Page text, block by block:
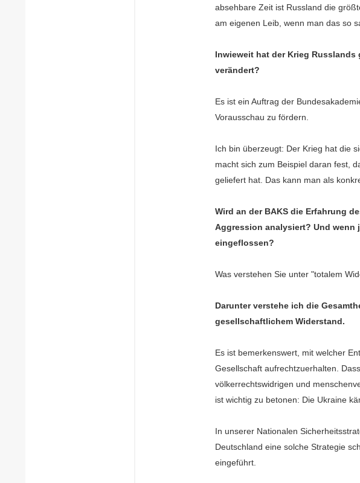
absehbare Zeit ist Russland die
am eigenen Leib, wenn man das so
Inwieweit hat der Krieg
verändert?
Es ist ein Auftrag der
Vorausschau zu fördern.
Ich bin überzeugt: Der Krieg hat die
macht sich zum Beispiel daran fest,
geliefert hat. Das kann man als
Wird an der BAKS die Erfahrung
Aggression analysiert? Und wenn
eingeflossen?
Was verstehen Sie unter "totalem
Darunter verstehe ich die
gesellschaftlichem Widerstand.
Es ist bemerkenswert, mit welcher
Gesellschaft aufrechtzuerhalten.
völkerrechtswidrigen und
ist wichtig zu betonen: Die Ukraine
In unserer Nationalen
Deutschland eine solche Strategie
eingeführt.